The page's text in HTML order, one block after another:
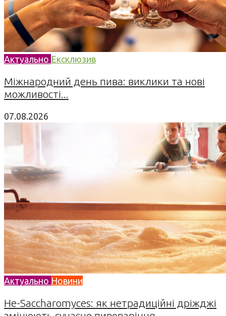
Актуально Ексклюзив
Міжнародний день пива: виклики та нові
можливості...
07.08.2026
Актуально Новини
Не-Saccharomyces: як нетрадиційні дріжджі